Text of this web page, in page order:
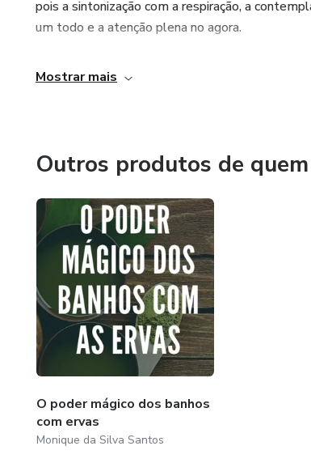
pois a sintonização com a respiração, a
um todo e a atenção plena no agora.
Mostrar mais
Outros produtos de
O poder mágico dos banhos
com ervas
Monique da Silva Santos